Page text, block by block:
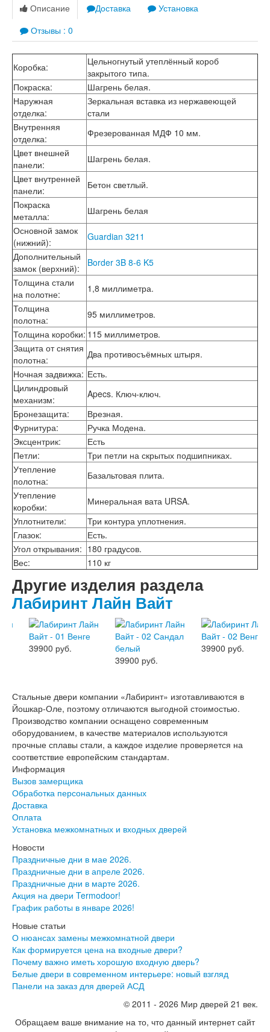
Описание Доставка
Установка
Отзывы : 0
Коробка:
Цельногнутый утеплённый короб
закрытого типа.
Покраска:
Шагрень белая.
Наружная
отделка:
Зеркальная вставка из нержавеющей
стали
Внутренняя
отделка:
Фрезерованная МДФ 10 мм.
Цвет внешней
панели:
Шагрень белая.
Цвет внутренней
панели:
Бетон светлый.
Покраска
металла:
Шагрень белая
Основной замок
(нижний):
Guardian 3211
Дополнительный
замок (верхний):
Border 3B 8-6 K5
Толщина стали
на полотне:
1,8 миллиметра.
Толщина
полотна:
95 миллиметров.
Толщина коробки: 115 миллиметров.
Защита от снятия
полотна:
Два противосъёмных штыря.
Ночная задвижка: Есть.
Цилиндровый
механизм:
Apecs. Ключ-ключ.
Бронезащита:
Врезная.
Фурнитура:
Ручка Модена.
Эксцентрик:
Есть
Петли:
Три петли на скрытых подшипниках.
Утепление
полотна:
Базальтовая плита.
Утепление
коробки:
Минеральная вата URSA.
Уплотнители:
Три контура уплотнения.
Глазок:
Есть.
Угол открывания: 180 градусов.
Вес: 110 кг
Другие изделия раздела
Лабиринт Лайн Вайт
39900 руб.
39900 руб.
39900 руб.
Стальные двери компании «Лабиринт» изготавливаются в
Йошкар-Оле, поэтому отличаются выгодной стоимостью.
Производство компании оснащено современным
оборудованием, в качестве материалов используются
прочные сплавы стали, а каждое изделие проверяется на
соответствие европейским стандартам.
Информация
Вызов замерщика
Обработка персональных данных
Доставка
Оплата
Установка межкомнатных и входных дверей
Новости
Праздничные дни в мае 2026.
Праздничные дни в апреле 2026.
Праздничные дни в марте 2026.
Акция на двери Termodoor!
График работы в январе 2026!
Новые статьи
О нюансах замены межкомнатной двери
Как формируется цена на входные двери?
Почему важно иметь хорошую входную дверь?
Белые двери в современном интерьере: новый взгляд
Панели на заказ для дверей АСД
© 2011 - 2026 Мир дверей 21 век.
Обращаем ваше внимание на то, что данный интернет сайт